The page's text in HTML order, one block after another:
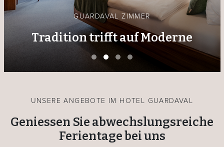
GUARDAVAL ZIMMER
Tradition trifft auf Moderne
UNSERE ANGEBOTE IM HOTEL GUARDAVAL
Geniessen Sie abwechslungsreiche
Ferientage bei uns